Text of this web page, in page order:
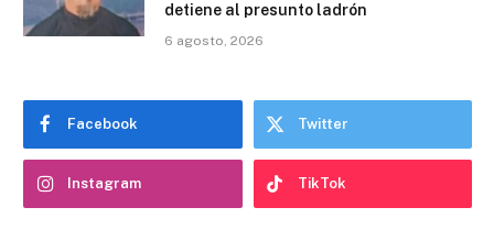
detiene al presunto ladrón
6 agosto, 2026
Facebook Twitter
Instagram TikTok